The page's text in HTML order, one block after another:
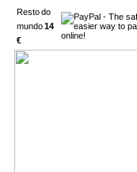
Resto do
mundo14
€